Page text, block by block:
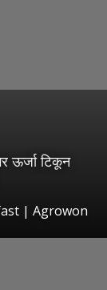
ऊर्जा टिकून
| Agrowon